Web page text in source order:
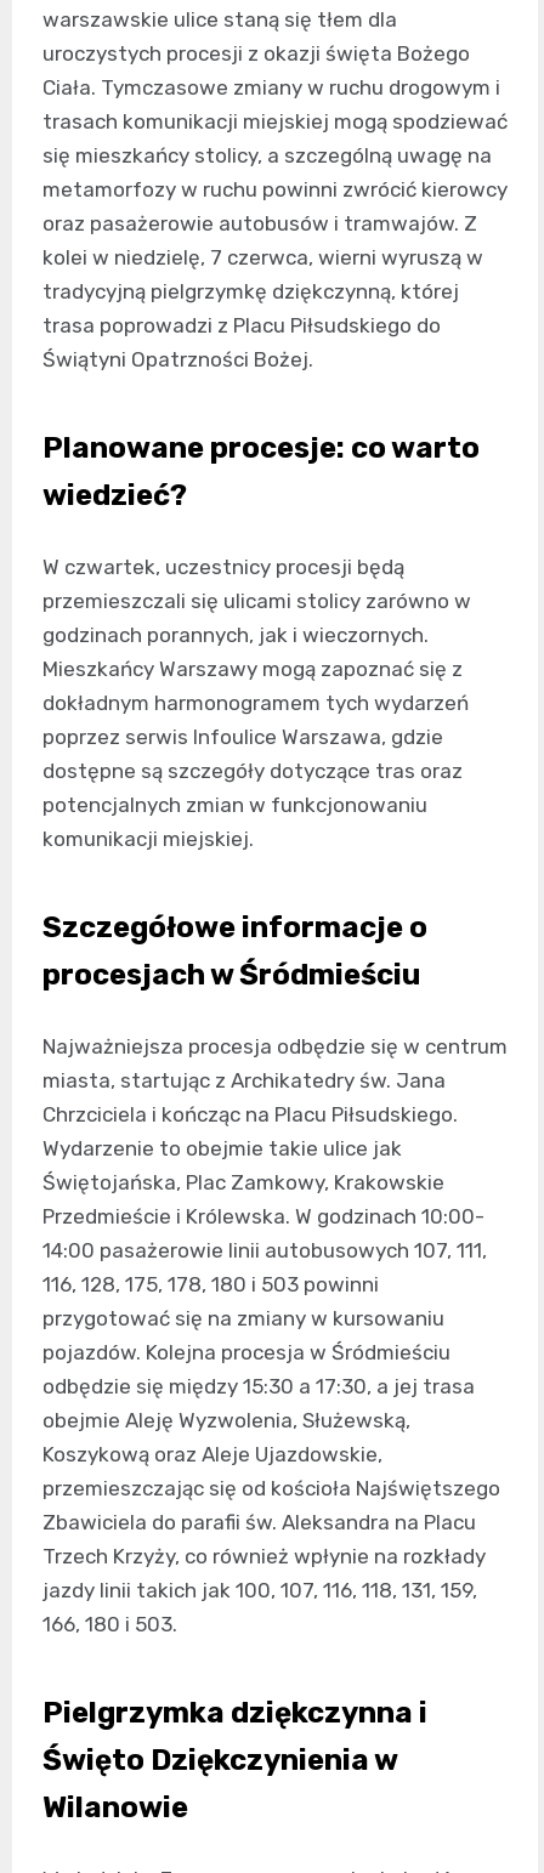
warszawskie ulice staną się tłem dla
uroczystych procesji z okazji święta Bożego
Ciała. Tymczasowe zmiany w ruchu drogowym i
trasach komunikacji miejskiej mogą spodziewać
się mieszkańcy stolicy, a szczególną uwagę na
metamorfozy w ruchu powinni zwrócić kierowcy
oraz pasażerowie autobusów i tramwajów. Z
kolei w niedzielę, 7 czerwca, wierni wyruszą w
tradycyjną pielgrzymkę dziękczynną, której
trasa poprowadzi z Placu Piłsudskiego do
Świątyni Opatrzności Bożej.
Planowane procesje: co warto
wiedzieć?
W czwartek, uczestnicy procesji będą
przemieszczali się ulicami stolicy zarówno w
godzinach porannych, jak i wieczornych.
Mieszkańcy Warszawy mogą zapoznać się z
dokładnym harmonogramem tych wydarzeń
poprzez serwis Infoulice Warszawa, gdzie
dostępne są szczegóły dotyczące tras oraz
potencjalnych zmian w funkcjonowaniu
komunikacji miejskiej.
Szczegółowe informacje o
procesjach w Śródmieściu
Najważniejsza procesja odbędzie się w centrum
miasta, startując z Archikatedry św. Jana
Chrzciciela i kończąc na Placu Piłsudskiego.
Wydarzenie to obejmie takie ulice jak
Świętojańska, Plac Zamkowy, Krakowskie
Przedmieście i Królewska. W godzinach 10:00-
14:00 pasażerowie linii autobusowych 107, 111,
116, 128, 175, 178, 180 i 503 powinni
przygotować się na zmiany w kursowaniu
pojazdów. Kolejna procesja w Śródmieściu
odbędzie się między 15:30 a 17:30, a jej trasa
obejmie Aleję Wyzwolenia, Służewską,
Koszykową oraz Aleje Ujazdowskie,
przemieszczając się od kościoła Najświętszego
Zbawiciela do parafii św. Aleksandra na Placu
Trzech Krzyży, co również wpłynie na rozkłady
jazdy linii takich jak 100, 107, 116, 118, 131, 159,
166, 180 i 503.
Pielgrzymka dziękczynna i
Święto Dziękczynienia w
Wilanowie